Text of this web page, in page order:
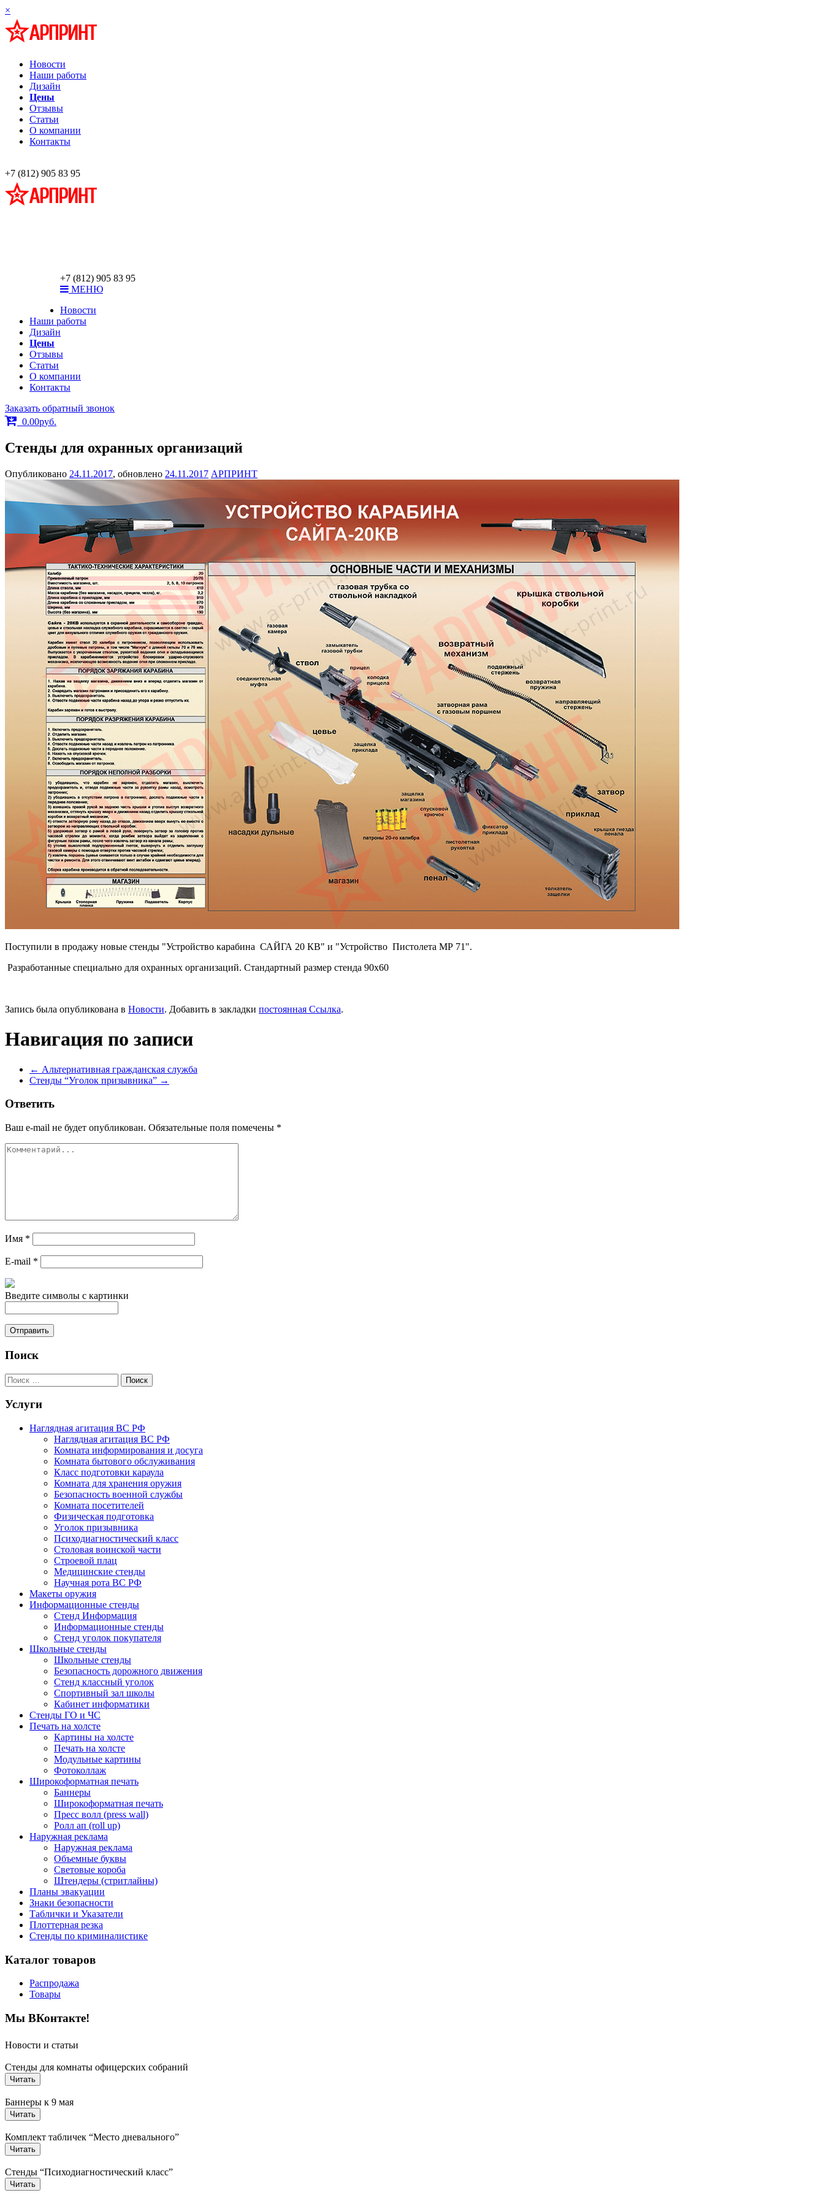
×
Новости
Наши работы
Дизайн
Цены
Отзывы
Статьи
О компании
Контакты
+7 (812) 905 83 95
+7 (812) 905 83 95
МЕНЮ
Новости
Наши работы
Дизайн
Цены
Отзывы
Статьи
О компании
Контакты
Заказать обратный звонок
0.00руб.
Стенды для охранных организаций
Опубликовано 24.11.2017, обновлено 24.11.2017 АРПРИНТ
Поступили в продажу новые стенды "Устройство карабина САЙГА 20 КВ" и "Устройство Пистолета МР 71".
Разработанные специально для охранных организаций. Стандартный размер стенда 90х60
Запись была опубликована в Новости. Добавить в закладки постоянная Ссылка.
Навигация по записи
← Альтернативная гражданская служба
Стенды “Уголок призывника” →
Ответить
Ваш e-mail не будет опубликован. Обязательные поля помечены *
Имя *
E-mail *
Введите символы с картинки
Поиск
Услуги
Наглядная агитация ВС РФ
Наглядная агитация ВС РФ
Комната информирования и досуга
Комната бытового обслуживания
Класс подготовки караула
Комната для хранения оружия
Безопасность военной службы
Комната посетителей
Физическая подготовка
Уголок призывника
Психодиагностический класс
Столовая воинской части
Строевой плац
Медицинские стенды
Научная рота ВС РФ
Макеты оружия
Информационные стенды
Стенд Информация
Информационные стенды
Стенд уголок покупателя
Школьные стенды
Школьные стенды
Безопасность дорожного движения
Стенд классный уголок
Спортивный зал школы
Кабинет информатики
Стенды ГО и ЧС
Печать на холсте
Картины на холсте
Печать на холсте
Модульные картины
Фотоколлаж
Широкоформатная печать
Баннеры
Широкоформатная печать
Пресс волл (press wall)
Ролл ап (roll up)
Наружная реклама
Наружная реклама
Объемные буквы
Световые короба
Штендеры (стритлайны)
Планы эвакуации
Знаки безопасности
Таблички и Указатели
Плоттерная резка
Стенды по криминалистике
Каталог товаров
Распродажа
Товары
Мы ВКонтакте!
Новости и статьи
Стенды для комнаты офицерских собраний
Читать
Баннеры к 9 мая
Читать
Комплект табличек “Место дневального”
Читать
Стенды “Психодиагностический класс”
Читать